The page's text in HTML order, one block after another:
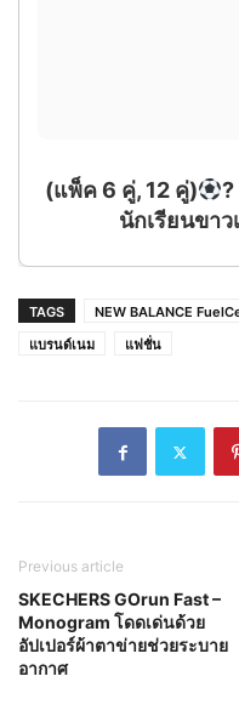
(แพ็ค 6 คู่, 12 คู่)
?
นักเรียนขาว
TAGS NEW BALANCE
แบรนด์เนม
แฟชั่น
Previous article
SKECHERS GOrun Fast –
Monogram โดดเด่นด้วย
อัปเปอร์ผ้าตาข่ายช่วยระบาย
อากาศ